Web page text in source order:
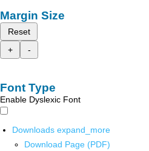
Margin Size
Reset
+
-
Font Type
Enable Dyslexic Font
Downloads expand_more
Download Page (PDF)